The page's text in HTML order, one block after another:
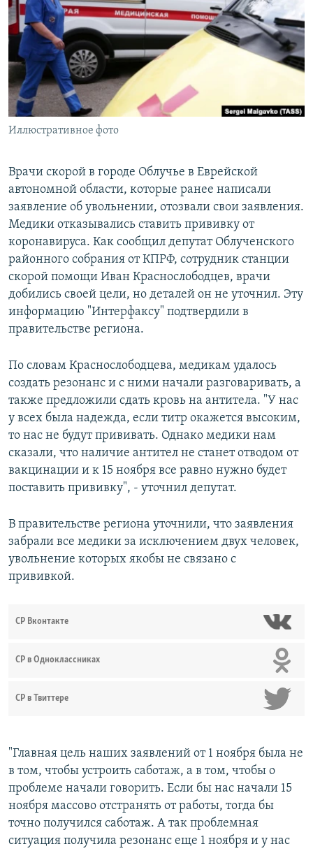
РАСПИСАНИЕ ВЕЩАНИЯ
ПОДПИШИТЕСЬ НА РАССЫЛКУ
СОЦИАЛЬНЫЕ СЕТИ
Все сайты РСЕ/РС
Иллюстративное фото
Врачи скорой в городе Облучье в Еврейской
автономной области, которые ранее написали
заявление об увольнении, отозвали свои заявления.
Медики отказывались ставить прививку от
коронавируса. Как сообщил депутат Облученского
районного собрания от КПРФ, сотрудник станции
скорой помощи Иван Краснослободцев, врачи
добились своей цели, но деталей он не уточнил. Эту
информацию "Интерфаксу" подтвердили в
правительстве региона.
По словам Краснослободцева, медикам удалось
создать резонанс и с ними начали разговаривать, а
также предложили сдать кровь на антитела. "У нас
у всех была надежда, если титр окажется высоким,
то нас не будут прививать. Однако медики нам
сказали, что наличие антител не станет отводом от
вакцинации и к 15 ноября все равно нужно будет
поставить прививку", - уточнил депутат.
В правительстве региона уточнили, что заявления
забрали все медики за исключением двух человек,
увольнение которых якобы не связано с
прививкой.
СР Вконтакте
СР в Одноклассниках
СР в Твиттере
"Главная цель наших заявлений от 1 ноября была не
в том, чтобы устроить саботаж, а в том, чтобы о
проблеме начали говорить. Если бы нас начали 15
ноября массово отстранять от работы, тогда бы
точно получился саботаж. А так проблемная
ситуация получила резонанс еще 1 ноября и у нас